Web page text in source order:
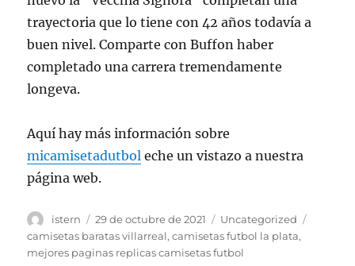
trayectoria que lo tiene con 42 años todavía a
buen nivel. Comparte con Buffon haber
completado una carrera tremendamente
longeva.
Aquí hay más información sobre
micamisetadutbol eche un vistazo a nuestra
página web.
Autor
istern
Publicado
el
29 de octubre de 2021 Categorías
Uncategorized
camisetas baratas villarreal,camisetas futbol la plata,
mejores paginas replicas camisetas futbol